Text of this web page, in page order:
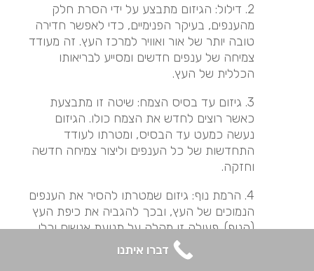
2. דילול: הגיזום מתבצע על ידי הסרת חלק
מהענפים, בעיקר הפנימיים, כדי לאפשר חדירה
טובה יותר של אור ואוויר למרכז העץ. זה מעודד
צמיחה של ענפים חדשים ומסייע לבריאותו
הכללית של העץ.
3. גיזום עד בסיס הצמח: שיטה זו מתבצעת
כאשר רוצים לחדש את הצמח כולו. הגיזום
נעשה כמעט עד הבסיס, ומטרתו לעודד
התחדשות של כל הענפים וליצור צמיחה חדשה
וחזקה.
4. הרמת נוף: גיזום שמטרתו להסיר את הענפים
הנמוכים של העץ, ובכך להגביה את כיפת העץ
(הנוף). פעולה זו מקלה על תנועת אנשים וכלי
רכב מתחת לעץ והיא גם מאפשרת יותר אור
להיכנס לאזור שמתחת לעץ.
דברו איתנו